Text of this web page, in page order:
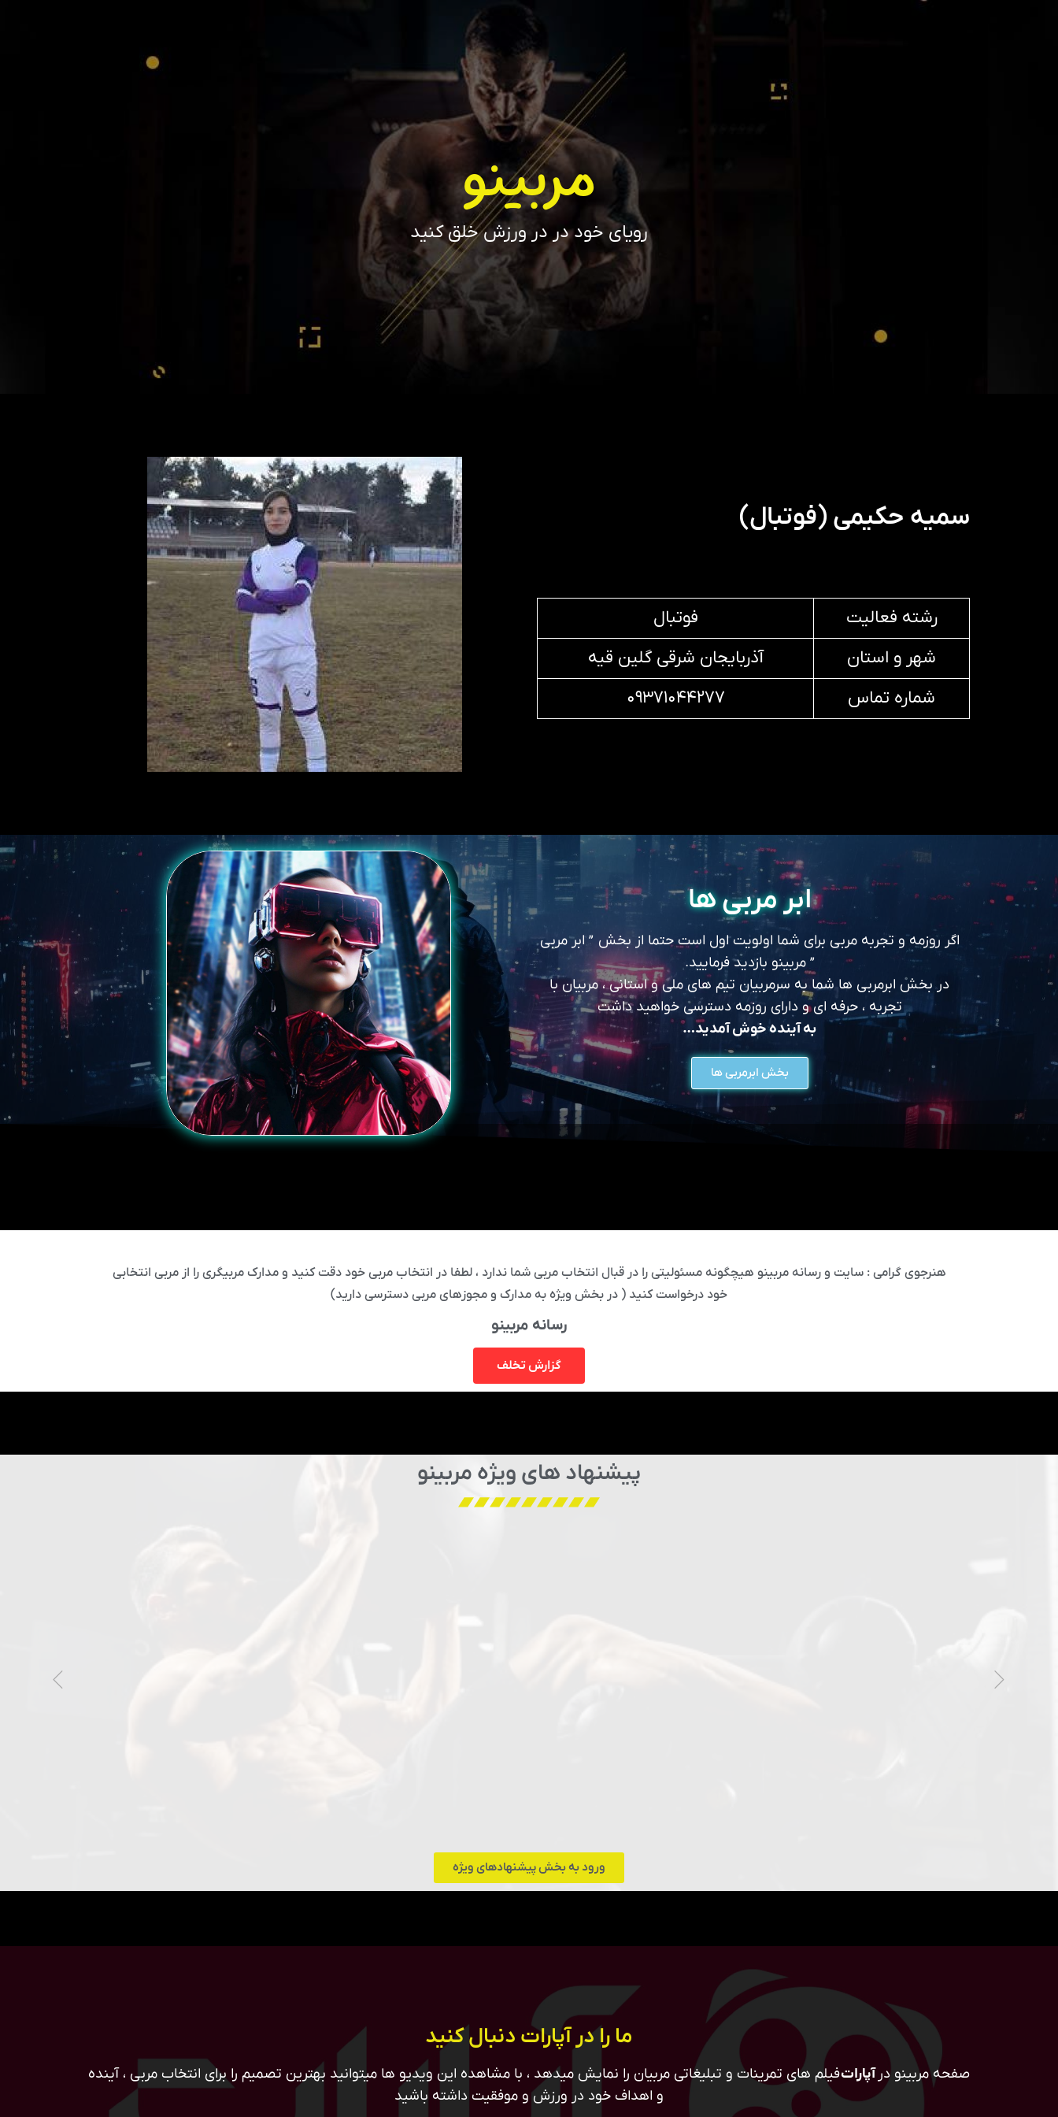
مربینو
رویای خود در در ورزش خلق کنید
سمیه حکیمی (فوتبال)
رشته فعالیت
فوتبال
شهر و استان
آذربایجان شرقی گلین قیه
شماره تماس
۰۹۳۷۱۰۴۴۲۷۷
ابر مربی ها
اگر روزمه و تجربه مربی برای شما اولویت اول است حتما از بخش ” ابر مربی
” مربینو بازدید فرمایید.
در بخش ابرمربی ها شما به سرمربیان تیم های ملی و استانی ، مربیان با
تجربه ، حرفه ای و دارای روزمه دسترسی خواهید داشت
به آینده خوش آمدید…
بخش ابرمربی ها
هنرجوی گرامی : سایت و رسانه مربینو هیچگونه مسئولیتی را در قبال انتخاب مربی شما ندارد ، لطفا در انتخاب مربی خود دقت کنید و مدارک مربیگری را از مربی انتخابی
خود درخواست کنید ( در بخش ویژه به مدارک و مجوزهای مربی دسترسی دارید)
رسانه مربینو
گزارش تخلف
پیشنهاد های ویژه مربینو
ورود به بخش پیشنهادهای ویژه
ما را در آپارات دنبال کنید
صفحه مربینو در آپاراتفیلم های تمرینات و تبلیغاتی مربیان را نمایش میدهد ، با مشاهده این ویدیو ها میتوانید بهترین تصمیم را برای انتخاب مربی ، آینده
و اهداف خود در ورزش و موفقیت داشته باشید